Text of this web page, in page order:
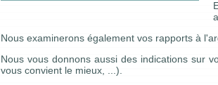
Nous examinerons également vos rapports à
Nous vous donnons aussi des indications sur
vous convient le mieux, ...).